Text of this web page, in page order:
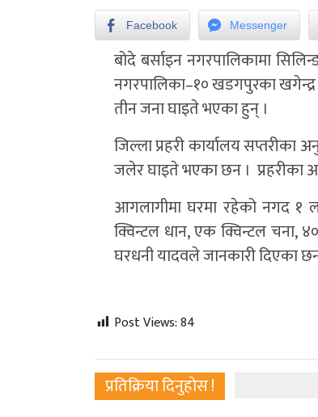
Facebook Messenger
बोदे बर्साइन नगरपालिकामा
नगरपालिका–१० खडगपुरका
तीन जना घाइते भएका हुन् ।
जिल्ला प्रहरी कार्यालय सप्तरीका
जलेर घाइते भएका छन । प्रहरीका
आगलागीमा घरमा रहेको नगद १
क्विन्टल धान, एक क्विन्टल चना,
घरधनी यादवले जानकारी दिएका
Post Views:84
प्रतिक्रिया दिनुहोस !